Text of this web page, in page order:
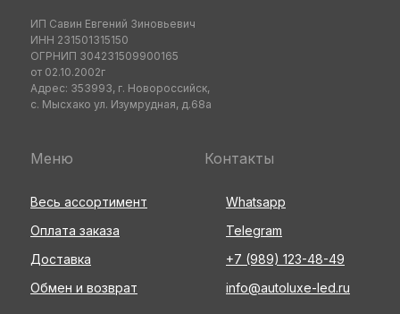
ИП Савин Евгений Зиновьевич
ИНН 231501315150
ОГРНИП 304231509900165
от 02.10.2002г
Адрес: 353993, г. Новороссийск,
с. Мысхако ул. Изумрудная, д.68а
Обмен и возврат
Доставка
Оплата заказа
info@autoluxe-led.ru
Меню Контакты
+7 (989) 123-48-49
Telegram
Весь ассортимент Whatsapp